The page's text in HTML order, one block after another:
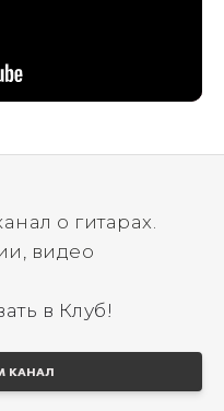
о гитарах.
видео
в Клуб!
КАНАЛ